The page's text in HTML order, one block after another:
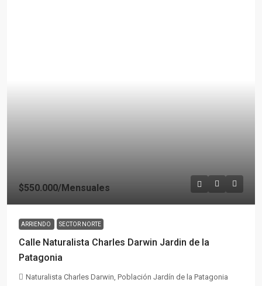
$550.000/Mensuales
ARRIENDO SECTOR NORTE
Calle Naturalista Charles Darwin Jardin de la
Patagonia
Naturalista Charles Darwin, Población Jardín de la Patagonia